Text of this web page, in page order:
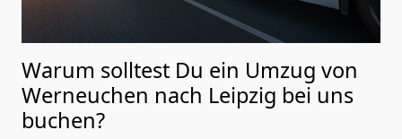
Warum solltest Du ein Umzug von
Werneuchen nach Leipzig bei uns
buchen?